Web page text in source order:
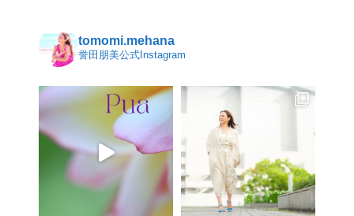
tomomi.mehana
誉田朋美公式Instagram